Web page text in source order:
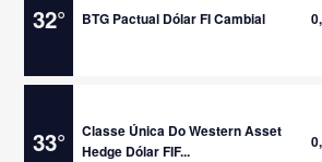
32° BTG Pactual Dólar FI Cambial
33°
Classe Única Do Western Asset
Hedge Dólar FIF...